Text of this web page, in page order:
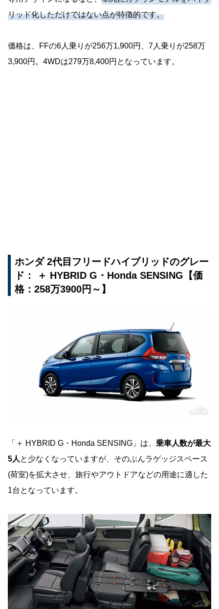
リッド化しただけではない点が特徴的です。
価格は、FFの6人乗りが256万1,900円、7人乗りが258万
3,900円。4WDは279万8,400円となっています。
ホンダ 2代目フリードハイブリッドのグレー
ド： ＋ HYBRID G・Honda SENSING【価
格：258万3900円～】
「＋ HYBRID G・Honda SENSING」は、 乗車人数が最大
5人 と少なくなっていますが、そのぶんラゲッジスペース
(荷室)を拡大させ、旅行やアウトドアなどの用途に適した
1台となっています。